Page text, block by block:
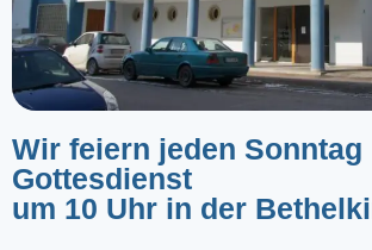
Wir feiern jeden Sonntag
Gottesdienst
um 10 Uhr in der